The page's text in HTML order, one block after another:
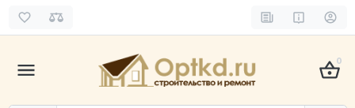
0